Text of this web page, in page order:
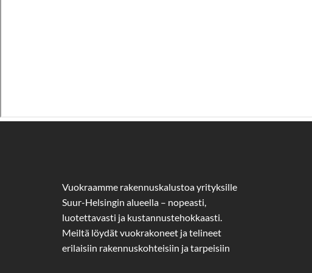
Vuokraamme rakennuskalustoa yrityksille
Suur-Helsingin alueella – nopeasti,
luotettavasti ja kustannustehokkaasti.
Meiltä löydät vuokrakoneet ja telineet
erilaisiin rakennuskohteisiin ja tarpeisiin